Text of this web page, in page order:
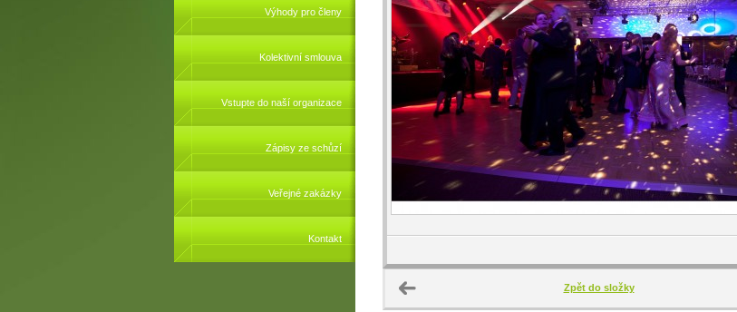
Výhody pro členy
Kolektivní smlouva
Vstupte do naší organizace
Zápisy ze schůzí
Veřejné zakázky
Kontakt
Zpět do složky